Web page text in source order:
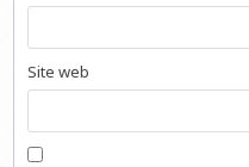
Site web